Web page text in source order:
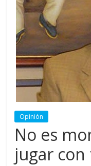
Opinión
No es
jugar